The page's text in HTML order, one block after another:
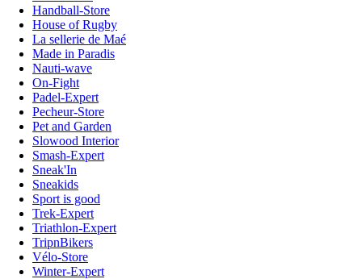
Handball-Store
House of Rugby
La sellerie de Maé
Made in Paradis
Nauti-wave
On-Fight
Padel-Expert
Pecheur-Store
Pet and Garden
Slowood Interior
Smash-Expert
Sneak'In
Sneakids
Sport is good
Trek-Expert
Triathlon-Expert
TripnBikers
Vélo-Store
Winter-Expert